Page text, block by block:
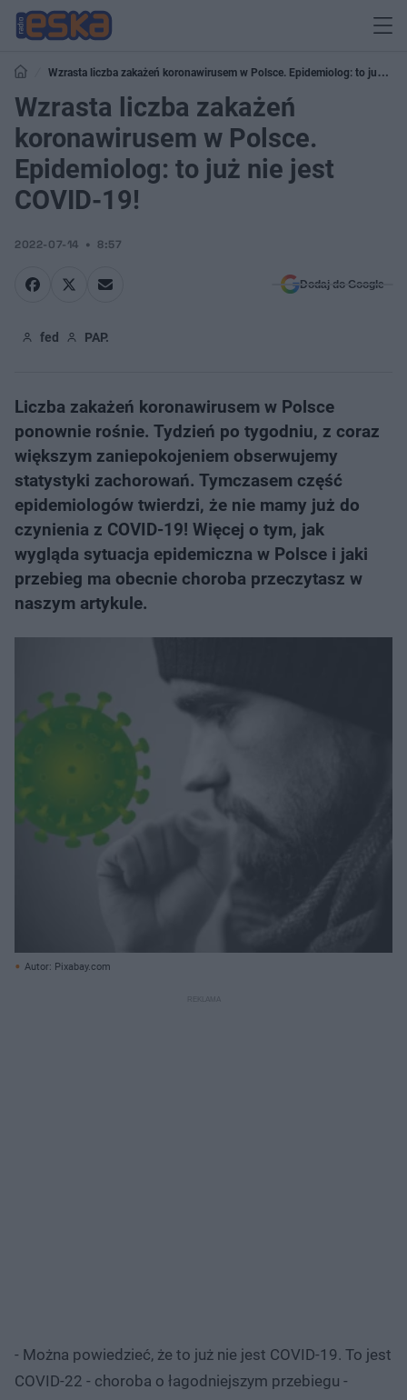
Wzrasta liczba zakażeń koronawirusem w Polsce. Epidemiolog: to już nie
jest COVID-19!
Wzrasta liczba zakażeń
koronawirusem w Polsce.
Epidemiolog: to już nie jest
COVID-19!
2022-07-14 8:57
Dodaj do Google
fed PAP.
Liczba zakażeń koronawirusem w Polsce
ponownie rośnie. Tydzień po tygodniu, z coraz
większym zaniepokojeniem obserwujemy
statystyki zachorowań. Tymczasem część
epidemiologów twierdzi, że nie mamy już do
czynienia z COVID-19! Więcej o tym, jak
wygląda sytuacja epidemiczna w Polsce i jaki
przebieg ma obecnie choroba przeczytasz w
naszym artykule.
Autor: Pixabay.com
- Można powiedzieć, że to już nie jest COVID-19. To jest
COVID-22 - choroba o łagodniejszym przebiegu -